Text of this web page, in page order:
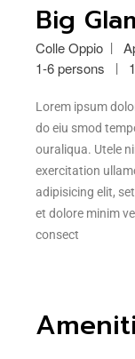
Big
Colle Oppio
1-6 persons
Lorem ipsum
do eiu smod
ouraliqua. Utele
exercitation
adipisicing elit,
et dolore minim
consect